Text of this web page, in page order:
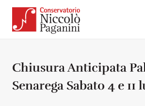
Chiusura Anticipata
Senarega Sabato 4 e 11